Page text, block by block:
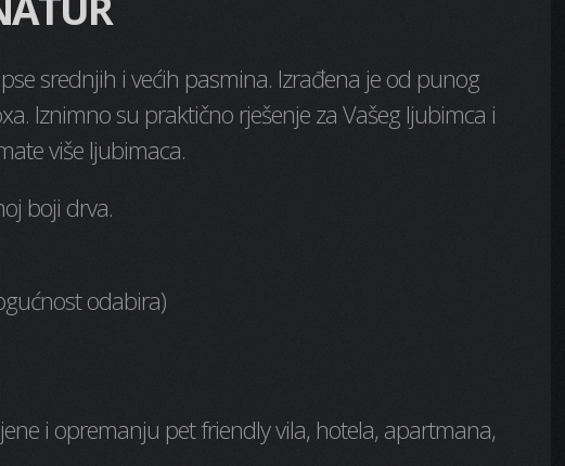
srednjih i većih pasmina. Izrađena je od punog
Iznimno su praktično rješenje za Vašeg ljubimca i
više ljubimaca.
boji drva.
odabira)
i opremanju pet friendly vila, hotela, apartmana,